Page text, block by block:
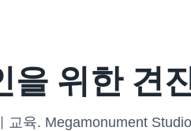
위한 견
육. Megamonument